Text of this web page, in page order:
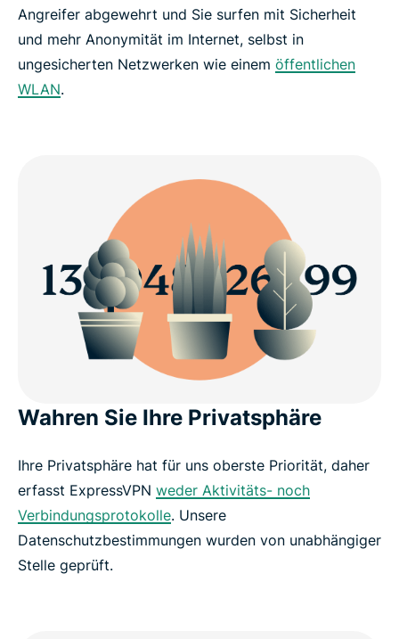
Angreifer abgewehrt und Sie surfen mit Sicherheit
und mehr Anonymität im Internet, selbst in
ungesicherten Netzwerken wie einem öffentlichen
WLAN.
Wahren Sie Ihre Privatsphäre
Ihre Privatsphäre hat für uns oberste Priorität, daher
erfasst ExpressVPN weder Aktivitäts- noch
Verbindungsprotokolle. Unsere
Datenschutzbestimmungen wurden von unabhängiger
Stelle geprüft.